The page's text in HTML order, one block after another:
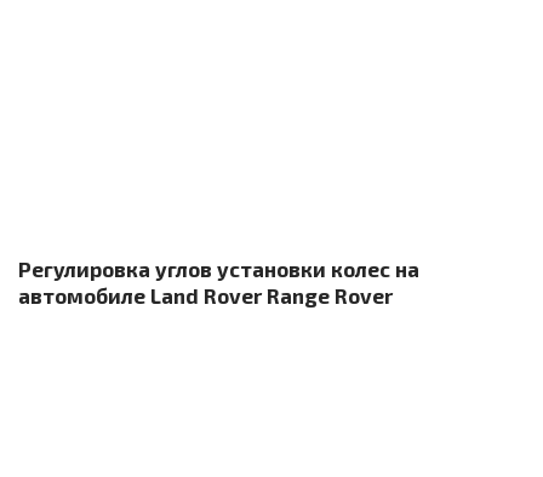
Регулировка углов установки колес на
автомобиле Land Rover Range Rover